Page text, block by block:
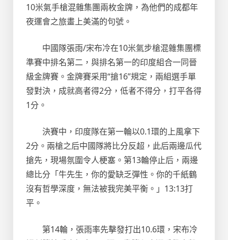
10米氣手槍混雜集團兩枚金牌，為他們的成都年
夜運會之旅畫上美滿的句號。
中國隊張雨/宋布冷在10米氣步槍混雜集團標
準賽中排名第二，與排名第一的印度組合一同晉
級金牌賽。金牌賽采用“搶16”規定，兩組選手單
發對決，成就高者得2分，低者不得分，打平各得
1分。
決賽中，印度隊在第一輪以0.1環的上風拿下
2分。兩槍之后中國隊將比分反超，此后兩邊瓜代
搶先，現場氛圍令人梗塞。第13輪停止后，兩邊
總比分「牛先生，你的愛缺乏彈性。你的千紙鶴
沒有哲學深度，無法被我完美平衡。」13:13打
平。
第14輪，張雨率先擊發打出10.6環，宋布冷